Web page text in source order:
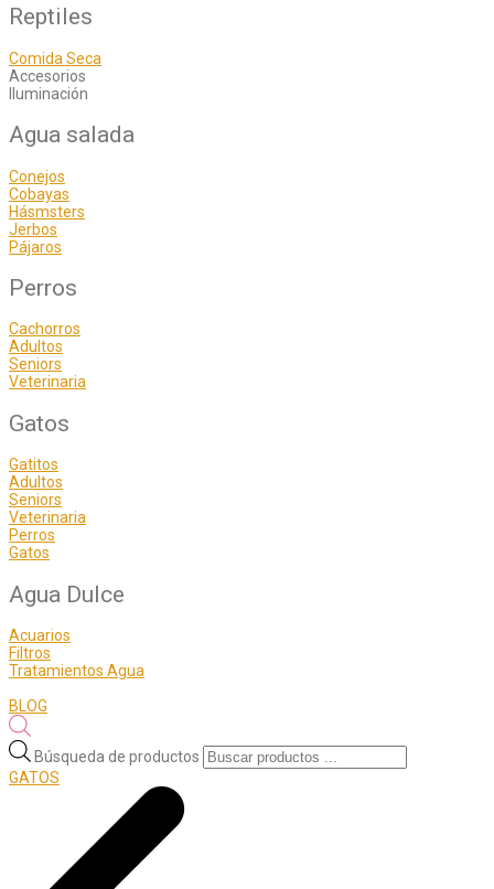
Reptiles
Comida Seca
Accesorios
Iluminación
Agua salada
Conejos
Cobayas
Hásmsters
Jerbos
Pájaros
Perros
Cachorros
Adultos
Seniors
Veterinaria
Gatos
Gatitos
Adultos
Seniors
Veterinaria
Perros
Gatos
Agua Dulce
Acuarios
Filtros
Tratamientos Agua
BLOG
Búsqueda de productos
GATOS